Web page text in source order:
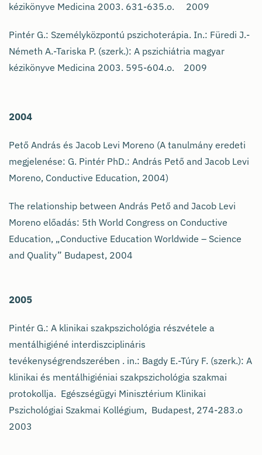
kézikönyve Medicina 2003. 631-635.o. 2009
Pintér G.: Személyközpontú pszichoterápia. In.: Füredi J.-
Németh A.-Tariska P. (szerk.): A pszichiátria magyar
kézikönyve Medicina 2003. 595-604.o. 2009
2004
Pető András és Jacob Levi Moreno (A tanulmány eredeti
megjelenése: G. Pintér PhD.: András Pető and Jacob Levi
Moreno, Conductive Education, 2004)
The relationship between András Pető and Jacob Levi
Moreno előadás: 5th World Congress on Conductive
Education, „Conductive Education Worldwide – Science
and Quality” Budapest, 2004
2005
Pintér G.: A klinikai szakpszichológia részvétele a
mentálhigiéné interdiszciplináris
tevékenységrendszerében . in.: Bagdy E.-Túry F. (szerk.): A
klinikai és mentálhigiéniai szakpszichológia szakmai
protokollja. Egészségügyi Minisztérium Klinikai
Pszichológiai Szakmai Kollégium, Budapest, 274-283.o
2003